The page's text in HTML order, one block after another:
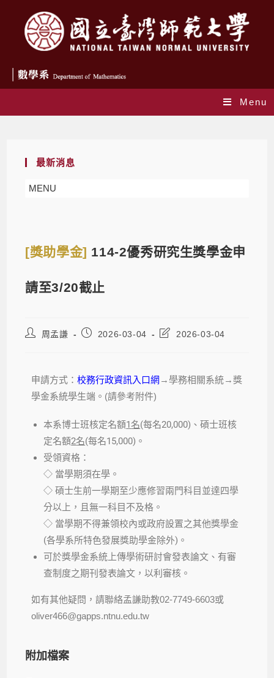
Menu
最新消息
MENU
[獎助學金] 114-2優秀研究生獎學金申
請至3/20截止
周孟謙 2026-03-04 2026-03-04
申請方式：校務行政資訊入口網 →學務相關系統→獎
學金系統學生端。(請參考附件)
本系博士班核定名額1名(每名20,000) 、碩士班核
定名額2名(每名15,000) 。
受領資格：
◇ 當學期須在學。
◇ 碩士生前一學期至少應修習兩門科目並達四學
分以上，且無一科目不及格。
◇ 當學期不得兼領校內或政府設置之其他獎學金
(各學系所特色發展獎助學金除外)。
可於獎學金系統上傳學術研討會發表論文、有審
查制度之期刊發表論文，以利審核。
如有其他疑問，請聯絡孟謙助教02-7749-6603或
oliver466@gapps.ntnu.edu.tw
附加檔案